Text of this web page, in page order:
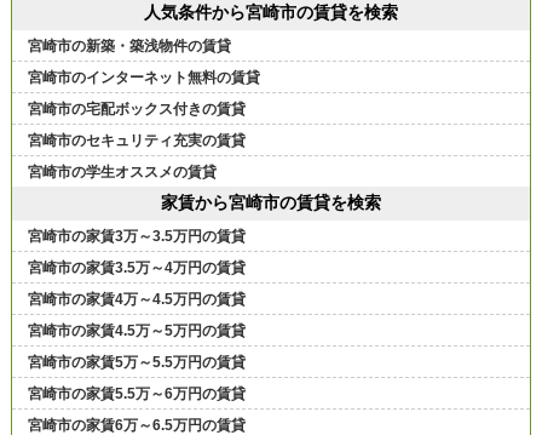
人気条件から宮崎市の賃貸を検索
宮崎市の新築・築浅物件の賃貸
宮崎市のインターネット無料の賃貸
宮崎市の宅配ボックス付きの賃貸
宮崎市のセキュリティ充実の賃貸
宮崎市の学生オススメの賃貸
家賃から宮崎市の賃貸を検索
宮崎市の家賃3万～3.5万円の賃貸
宮崎市の家賃3.5万～4万円の賃貸
宮崎市の家賃4万～4.5万円の賃貸
宮崎市の家賃4.5万～5万円の賃貸
宮崎市の家賃5万～5.5万円の賃貸
宮崎市の家賃5.5万～6万円の賃貸
宮崎市の家賃6万～6.5万円の賃貸